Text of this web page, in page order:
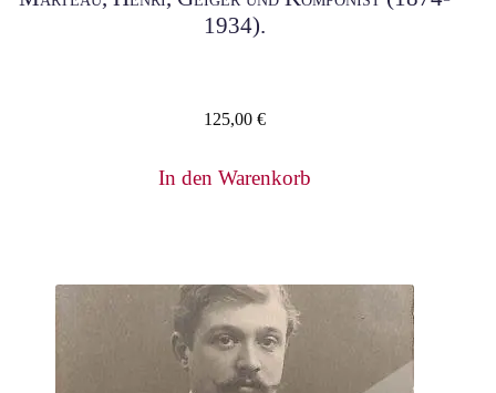
1934).
125,00 €
In den Warenkorb